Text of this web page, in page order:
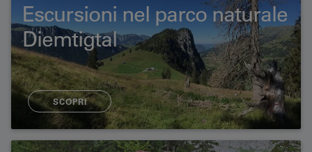
Escursioni nel parco naturale
Diemtigtal
SCOPRI